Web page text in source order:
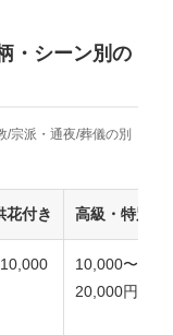
・シーン別の
宗派・通夜/葬儀の別
花付き 高級・特別仕
10,000〜
20,000円